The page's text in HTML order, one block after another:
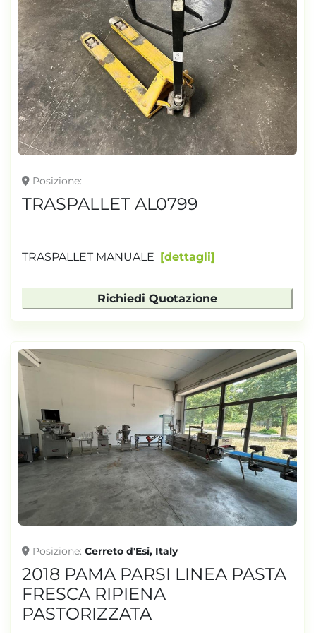
Posizione
TRASPALLET AL0799
TRASPALLET MANUALE dettagli
Richiedi Quotazione
Posizione Cerreto d'Esi, Italy
2018 PAMA PARSI LINEA PASTA
FRESCA RIPIENA
PASTORIZZATA